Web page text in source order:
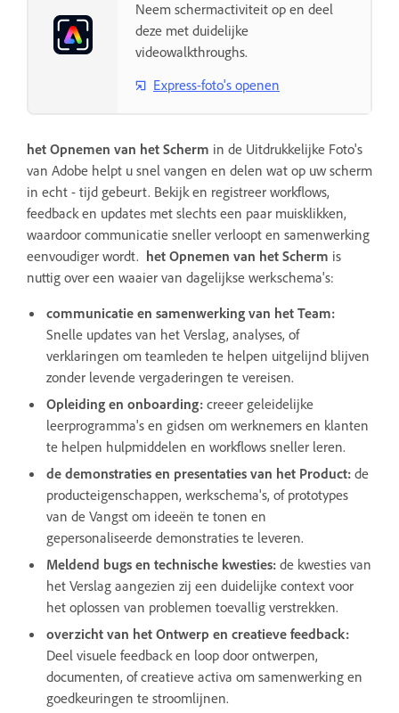
Neem schermactiviteit op en deel
deze met duidelijke
videowalkthroughs.
Express-foto's openen
het Opnemen van het Scherm in de Uitdrukkelijke Foto's
van Adobe helpt u snel vangen en delen wat op uw scherm
in echt - tijd gebeurt. Bekijk en registreer workflows,
feedback en updates met slechts een paar muisklikken,
waardoor communicatie sneller verloopt en samenwerking
eenvoudiger wordt. het Opnemen van het Scherm is
nuttig over een waaier van dagelijkse werkschema's:
communicatie en samenwerking van het Team:
Snelle updates van het Verslag, analyses, of
verklaringen om teamleden te helpen uitgelijnd blijven
zonder levende vergaderingen te vereisen.
Opleiding en onboarding: creeer geleidelijke
leerprogramma's en gidsen om werknemers en klanten
te helpen hulpmiddelen en workflows sneller leren.
de demonstraties en presentaties van het Product: de
producteigenschappen, werkschema's, of prototypes
van de Vangst om ideeën te tonen en
gepersonaliseerde demonstraties te leveren.
Meldend bugs en technische kwesties: de kwesties van
het Verslag aangezien zij een duidelijke context voor
het oplossen van problemen toevallig verstrekken.
overzicht van het Ontwerp en creatieve feedback:
Deel visuele feedback en loop door ontwerpen,
documenten, of creatieve activa om samenwerking en
goedkeuringen te stroomlijnen.